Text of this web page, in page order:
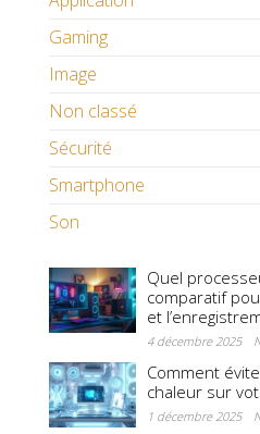
Gaming
Image
Non classé
Sécurité
Smartphone
Son
Quel
comparatif
et
4 décembre 2025
Comment
chaleur sur
1 décembre 2025